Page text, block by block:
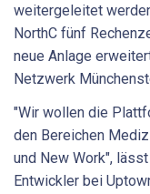
weitergeleitet
NorthC fünf
neue Anlage
Netzwerk
"Wir wollen die
den Bereichen
und New Work",
Entwickler bei